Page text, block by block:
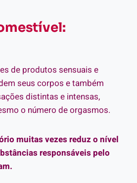
de produtos sensuais e
seus corpos e também
distintas e intensas,
o número de orgasmos.
muitas vezes reduz o nível
responsáveis pelo